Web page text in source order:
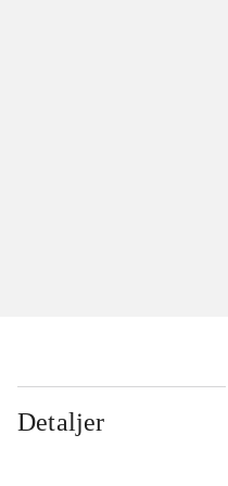
Detaljer